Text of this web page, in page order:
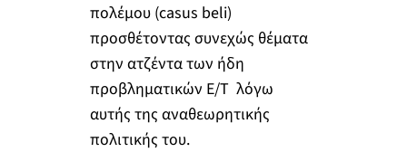
πολέμου (casus beli)
προσθέτοντας συνεχώς θέματα
στην ατζέντα των ήδη
προβληματικών Ε/Τ λόγω
αυτής της αναθεωρητικής
πολιτικής του.